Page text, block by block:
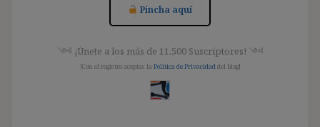
Pincha aquí
༺ ¡Únete a los más de 11.500 Suscriptores! ༺
[Con el registro aceptas la Política de Privacidad del blog]